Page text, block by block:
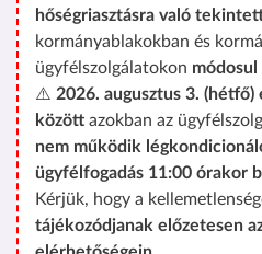
hőségriasztásra való
kormányablakokban és
ügyfélszolgálatokon módosul
⚠️ 2026. augusztus 3. (hétfő)
között azokban az
nem működik
ügyfélfogadás 11:00 órakor
Kérjük, hogy a
tájékozódjanak előzetesen